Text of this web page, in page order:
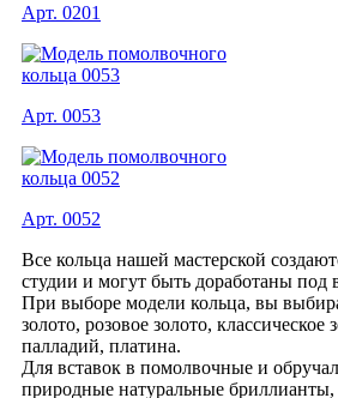
Арт. 0201
Арт. 0053
Арт. 0052
Все кольца нашей мастерской
студии и могут быть доработаны под
При выборе модели кольца, вы
золото, розовое золото, классическое
палладий, платина.
Для вставок в помолвочные и
природные натуральные